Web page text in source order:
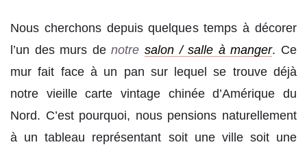
Nous cherchons depuis quelques temps à décorer
l’un des murs denotresalon / salle à manger. Ce
mur fait face à un pan sur lequel se trouve déjà
notre vieille carte vintage chinée d’Amérique du
Nord. C’est pourquoi, nous pensions naturellement
à un tableau représentant soit une ville soit une